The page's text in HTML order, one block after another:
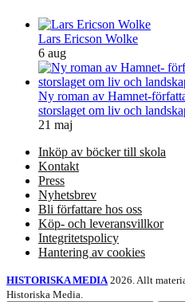
Lars Ericson Wolke
6 aug
Ny roman av Hamnet-
storslaget om liv och
21 maj
Inköp av böcker till skola
Kontakt
Press
Nyhetsbrev
Bli författare hos oss
Köp- och leveransvillkor
Integritetspolicy
Hantering av cookies
HISTORISKA MEDIA2026. Allt
Historiska Media.